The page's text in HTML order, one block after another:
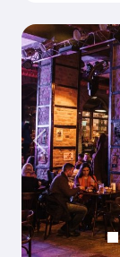
Previous